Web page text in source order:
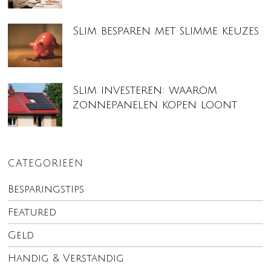
Slim besparen met slimme keuzes
Slim investeren: waarom
zonnepanelen kopen loont
CATEGORIEËN
Besparingstips
Featured
Geld
Handig & Verstandig